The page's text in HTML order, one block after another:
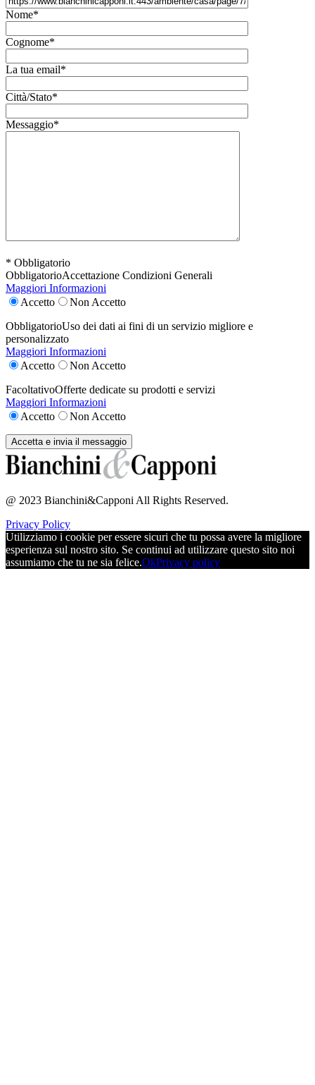
Nome*
Cognome*
La tua email*
Città/Stato*
Messaggio*
* Obbligatorio
ObbligatorioAccettazione Condizioni Generali
Maggiori Informazioni
Accetto
Non Accetto
ObbligatorioUso dei dati ai fini di un servizio migliore e
personalizzato
Maggiori Informazioni
Accetto
Non Accetto
FacoltativoOfferte dedicate su prodotti e servizi
Maggiori Informazioni
Accetto
Non Accetto
@ 2023 Bianchini&Capponi All Rights Reserved.
Privacy Policy
Utilizziamo i cookie per essere sicuri che tu possa avere la migliore
esperienza sul nostro sito. Se continui ad utilizzare questo sito noi
assumiamo che tu ne sia felice.OkPrivacy policy